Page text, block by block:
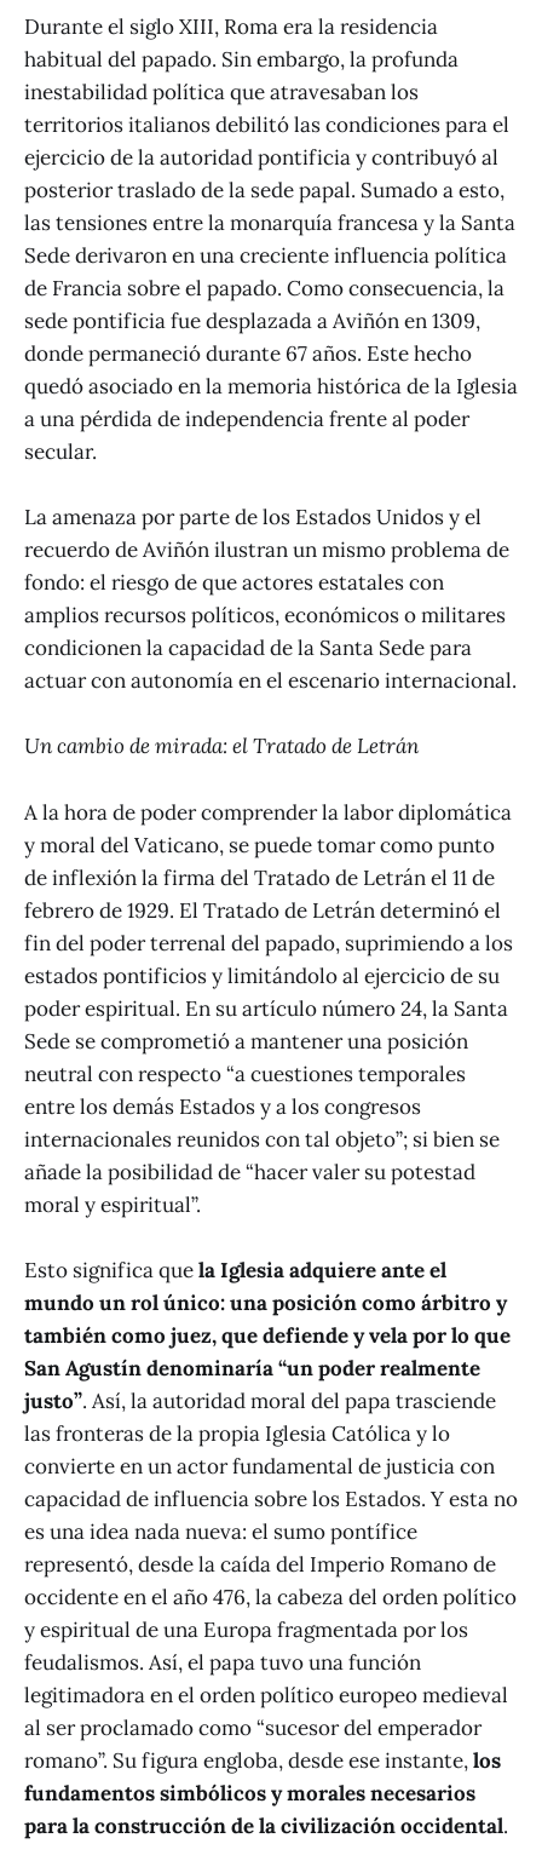
Durante el siglo XIII, Roma era la residencia
habitual del papado. Sin embargo, la profunda
inestabilidad política que atravesaban los
territorios italianos debilitó las condiciones para el
ejercicio de la autoridad pontificia y contribuyó al
posterior traslado de la sede papal. Sumado a esto,
las tensiones entre la monarquía francesa y la Santa
Sede derivaron en una creciente influencia política
de Francia sobre el papado. Como consecuencia, la
sede pontificia fue desplazada a Aviñón en 1309,
donde permaneció durante 67 años. Este hecho
quedó asociado en la memoria histórica de la Iglesia
a una pérdida de independencia frente al poder
secular.
La amenaza por parte de los Estados Unidos y el
recuerdo de Aviñón ilustran un mismo problema de
fondo: el riesgo de que actores estatales con
amplios recursos políticos, económicos o militares
condicionen la capacidad de la Santa Sede para
actuar con autonomía en el escenario internacional.
Un cambio de mirada: el Tratado de Letrán
A la hora de poder comprender la labor diplomática
y moral del Vaticano, se puede tomar como punto
de inflexión la firma del Tratado de Letrán el 11 de
febrero de 1929. El Tratado de Letrán determinó el
fin del poder terrenal del papado, suprimiendo a los
estados pontificios y limitándolo al ejercicio de su
poder espiritual. En su artículo número 24, la Santa
Sede se comprometió a mantener una posición
neutral con respecto “a cuestiones temporales
entre los demás Estados y a los congresos
internacionales reunidos con tal objeto”; si bien se
añade la posibilidad de “hacer valer su potestad
moral y espiritual”.
Esto significa quela Iglesia adquiere ante el
mundo un rol único: una posición como árbitro y
también como juez, que defiende y vela por lo que
San Agustín denominaría “un poder realmente
justo”. Así, la autoridad moral del papa trasciende
las fronteras de la propia Iglesia Católica y lo
convierte en un actor fundamental de justicia con
capacidad de influencia sobre los Estados. Y esta no
es una idea nada nueva: el sumo pontífice
representó, desde la caída del Imperio Romano de
occidente en el año 476, la cabeza del orden político
y espiritual de una Europa fragmentada por los
feudalismos. Así, el papa tuvo una función
legitimadora en el orden político europeo medieval
al ser proclamado como “sucesor del emperador
romano”. Su figura engloba, desde ese instante,los
fundamentos simbólicos y morales necesarios
para la construcción de la civilización occidental.